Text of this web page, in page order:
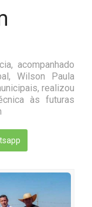
acompanhado
Wilson Paula
realizou
às futuras